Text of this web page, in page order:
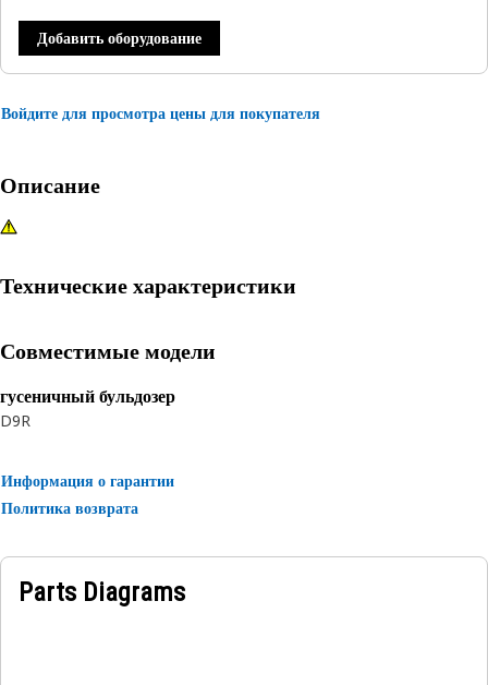
Добавить оборудование
Войдите для просмотра цены для покупателя
Описание
Технические характеристики
Совместимые модели
гусеничный бульдозер
D9R
Информация о гарантии
Политика возврата
Parts Diagrams